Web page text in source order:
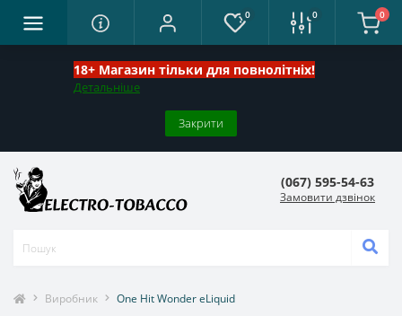
18+ Магазин тільки для повнолітніх!
Детальніше
Закрити
0 0 0
(067) 595-54-63
Замовити дзвінок
Виробник One Hit Wonder eLiquid